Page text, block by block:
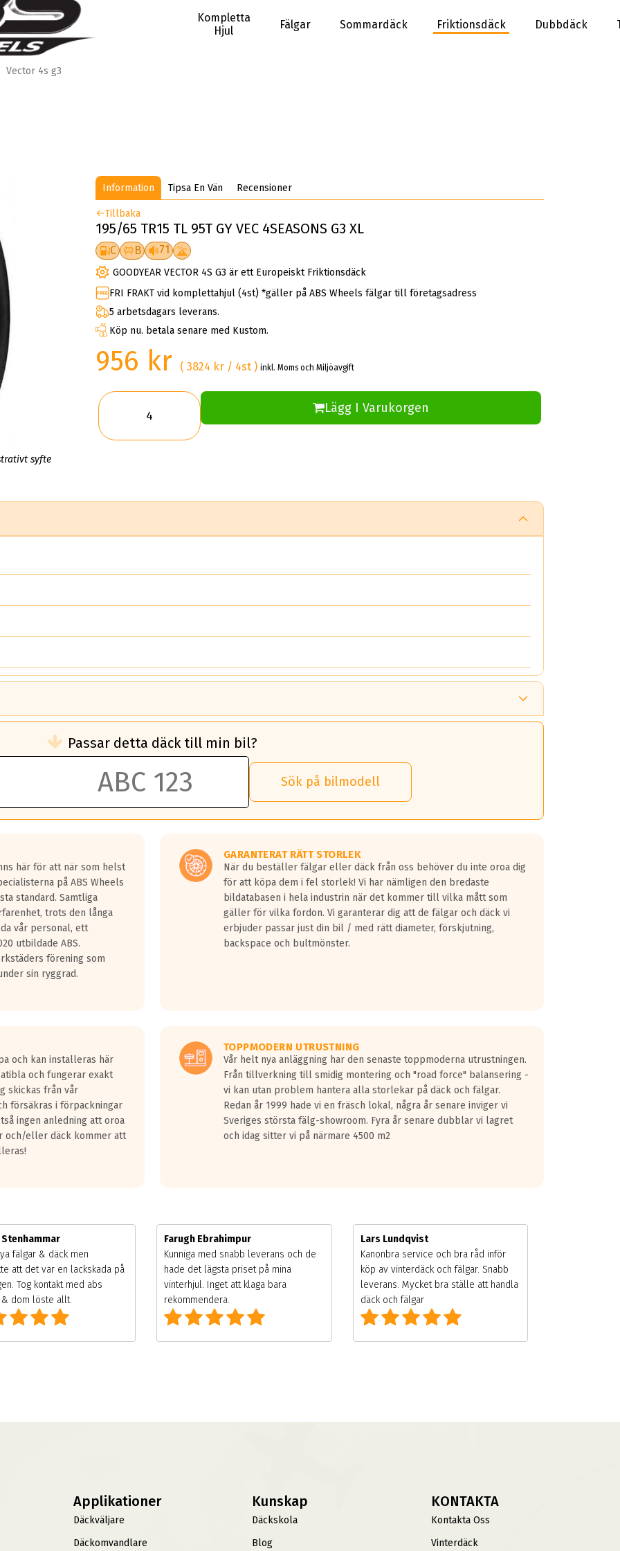
Kompletta
Hjul
Fälgar Sommardäck Friktionsdäck Dubbdäck
Vector 4s g3
syfte
Information Tipsa En Vän Recensioner
Tillbaka
195/65 TR15 TL 95T GY VEC 4SEASONS G3 XL
C B 71
GOODYEAR VECTOR 4S G3 är ett Europeiskt Friktionsdäck
FRI FRAKT vid komplettahjul (4st) *gäller på ABS Wheels fälgar till företagsadress
5 arbetsdagars leverans.
Köp nu. betala senare med Kustom.
956 kr ( 3824 kr / 4st )inkl. Moms och Miljöavgift
Lägg I Varukorgen
än ett klass G däck.
50 liter bränsle med ett klass A däck gentemot ett klass G däck.
vilken rutt du kör, samt vilken körstil du använder.
lastbilar.
på en väg där det ligger 0.5-1.5 mm vatten.
fyra billängder( ca 18meter) mellan däck med betyg A gentemot
överträffa motorljudet.
ett däck med vågar. Hög bullernivå markeras med svarta vågor
kraven som finns i dagsläget, men är inte längre tillåtna enligt nya
Passar detta däck till min bil?
Sök på bilmodell
här för att när som helst
på ABS Wheels
standard. Samtliga
trots den långa
vår personal, ett
utbildade ABS.
förening som
sin ryggrad.
GARANTERAT RÄTT STORLEK
När du beställer fälgar eller däck från oss behöver du inte oroa dig
för att köpa dem i fel storlek! Vi har nämligen den bredaste
bildatabasen i hela industrin när det kommer till vilka mått som
gäller för vilka fordon. Vi garanterar dig att de fälgar och däck vi
erbjuder passar just din bil / med rätt diameter, förskjutning,
backspace och bultmönster.
och kan installeras här
och fungerar exakt
skickas från vår
försäkras i förpackningar
ingen anledning att oroa
och/eller däck kommer att
TOPPMODERN UTRUSTNING
Vår helt nya anläggning har den senaste toppmoderna utrustningen.
Från tillverkning till smidig montering och "road force" balansering -
vi kan utan problem hantera alla storlekar på däck och fälgar.
Redan år 1999 hade vi en fräsch lokal, några år senare inviger vi
Sveriges största fälg-showroom. Fyra år senare dubblar vi lagret
och idag sitter vi på närmare 4500 m2
Stenhammar
fälgar & däck men
att det var en lackskada på
Tog kontakt med abs
dom löste allt.
Farugh Ebrahimpur
Kunniga med snabb leverans och de
hade det lägsta priset på mina
vinterhjul. Inget att klaga bara
rekommendera.
Lars Lundqvist
Kanonbra service och bra råd inför
köp av vinterdäck och fälgar. Snabb
leverans. Mycket bra ställe att handla
däck och fälgar
Applikationer
Däckväljare
Däckomvandlare
Kunskap
Däckskola
Blog
KONTAKTA
Kontakta Oss
Vinterdäck